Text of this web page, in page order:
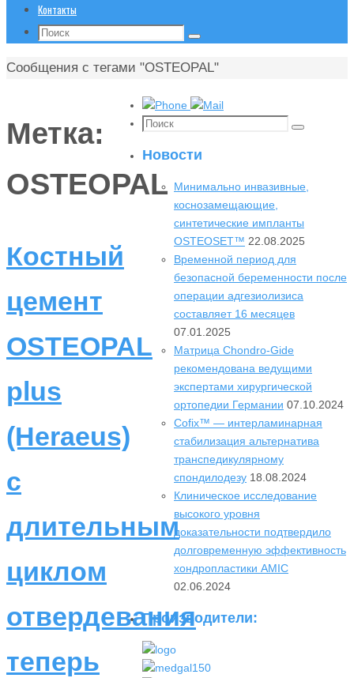
Контакты
Поиск:
Поиск
Главная
Сообщения с тегами "OSTEOPAL"
Метка:
OSTEOPAL
Костный
цемент
OSTEOPAL
plus
(Heraeus)
с
длительным
циклом
отвердевания
теперь
Поиск:
Поиск
Новости
Минимально инвазивные,
коснозамещающие,
синтетические импланты
OSTEOSET™ 22.08.2025
Временной период для
безопасной беременности после
операции адгезиолизиса
составляет 16 месяцев
07.01.2025
Матрица Chondro-Gide
рекомендована ведущими
экспертами хирургической
ортопедии Германии 07.10.2024
Cofix™ — интерламинарная
стабилизация альтернатива
транспедикулярному
спондилодезу 18.08.2024
Клиническое исследование
высокого уровня
доказательности подтвердило
долговременную эффективность
хондропластики AMIC
02.06.2024
Производители: